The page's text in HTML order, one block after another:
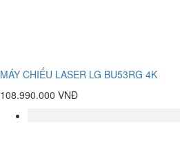
MÁY CHIẾU LASER LG BU53RG 4K
108.990.000 VNĐ